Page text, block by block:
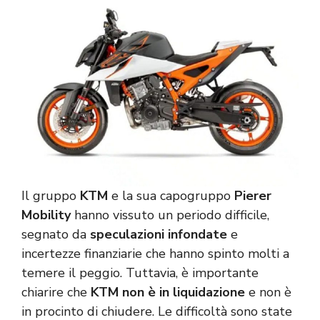
Il gruppo KTM e la sua capogruppo Pierer
Mobilityhanno vissuto un periodo difficile,
segnato da speculazioni infondate e
incertezze finanziarie che hanno spinto molti a
temere il peggio. Tuttavia, è importante
chiarire che KTM non è in liquidazione e non è
in procinto di chiudere. Le difficoltà sono state